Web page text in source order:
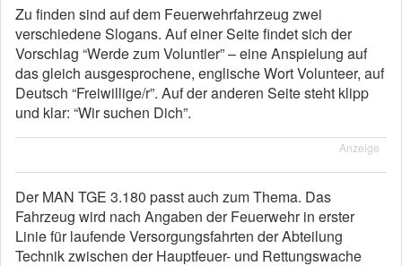
Zu finden sind auf dem Feuerwehrfahrzeug zwei
verschiedene Slogans. Auf einer Seite findet sich der
Vorschlag “Werde zum Voluntier” – eine Anspielung auf
das gleich ausgesprochene, englische Wort Volunteer, auf
Deutsch “Freiwillige/r”. Auf der anderen Seite steht klipp
und klar: “Wir suchen Dich”.
Anzeige
Der MAN TGE 3.180 passt auch zum Thema. Das
Fahrzeug wird nach Angaben der Feuerwehr in erster
Linie für laufende Versorgungsfahrten der Abteilung
Technik zwischen der Hauptfeuer- und Rettungswache